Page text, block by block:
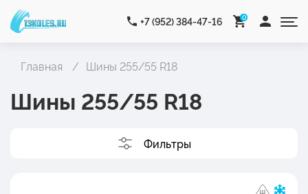
+7 (952) 384-47-16 0
Главная Шины 255/55 R18
Шины 255/55 R18
Фильтры